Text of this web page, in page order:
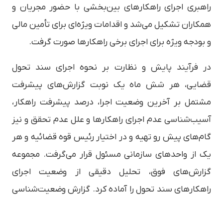
راهبری اجرای راهکارهای بین‌بخشی با حضور مجریان و
همکاران تشکیل می‌شد و اقدامات ویژه‌ای برای تأمین مالی
و بودجه ویژه برای اجرای برخی راهکارها صورت گرفت.
در فرآیند پایش و نظارت بر نحوه اجرای سند تحول
قضایی، هر شش ماه یک نوبت گزارش‌های پیشرفت
مشتمل بر آخرین وضعیت اجرا، درصد پیشرفت راهکار،
آسیب‌شناسی عدم اجرای راهکارها و علل عدم تحقق و نیز
گام‌های پیش رو تهیه و در اختیار رئیس قوه قضائیه و هر
یک از واحدهای سازمانی مسئول قرار می‌گرفت. مجموعه
گزارش‌های فوق، تحلیل دقیقی از وضعیت اجرای
راهکارهای سند تحول را آماده کرد. گزارش وضعیت‌شناسی